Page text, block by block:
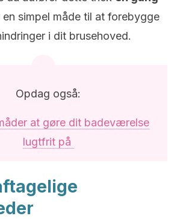
en simpel måde til at forebygge
i dit brusehoved.
Opdag også:
at gøre dit badeværelse
lugtfrit på